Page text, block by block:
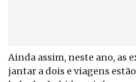
Ainda assim, neste ano, as
jantar a dois e viagens